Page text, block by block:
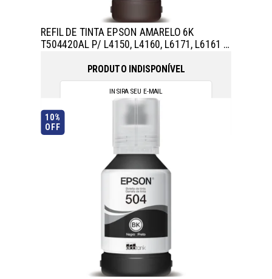
REFIL DE TINTA EPSON AMARELO 6K
T504420AL P/ L4150, L4160, L6171, L6161 E
PRODUTO INDISPONÍVEL
10%
OFF